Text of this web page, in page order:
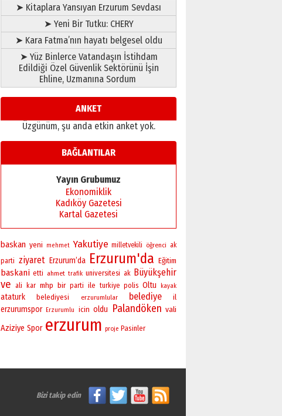
SEÇİYORSUNUZ… “NEDEN
ATATÜRK ÜNİVERSİTESİ?”
28 Temmuz 2026 Salı
Ahmet Gökhan YAZICI
Ahmed Yesevi’den bir
Alperen… ”Reisimiz” idi…
Hakka yürüdü.!
26 Mart 2026 Perşembe
Ardında bıraktığı hatıralarıyla
13 Mayıs 2026 Çarşamba
Esat BİNDESEN
Başkan Sekmen’den Erzurum’a
bir vizyon proje daha!
02 Ağustos 2026 Pazar
➤ Kitaplara Yansıyan Erzurum Sevdası
➤ Yeni Bir Tutku: CHERY
➤ Kara Fatma’nın hayatı belgesel oldu
➤ Yüz Binlerce Vatandaşın İstihdam
Edildiği Özel Güvenlik Sektörünü İşin
Ehline, Uzmanına Sordum
ANKET
Üzgünüm, şu anda etkin anket yok.
BAĞLANTILAR
Yayın Grubumuz
Ekonomiklik
Kadıköy Gazetesi
Kartal Gazetesi
baskan yeni mehmet Yakutiye milletvekili öğrenci ak
parti ziyaret Erzurum’da Erzurum'da Eğitim
baskani etti ahmet trafik universitesi ak Büyükşehir
ve ali kar mhp bir parti ile turkiye polis Oltu kayak
ataturk belediyesi erzurumlular belediye il
erzurumspor Erzurumlu icin oldu Palandöken vali
Aziziye Spor erzurum proje Pasinler
Bizi takip edin